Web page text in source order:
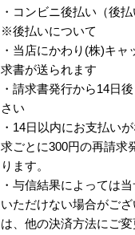
・コンビニ後払い（後払
※後払いについて
・当店にかわり(株)キャ
求書が送られます
・請求書発行から14日
さい
・14日以内にお支払い
求ごとに300円の再請求
ります。
・与信結果によっては
いただけない場合がご
は、他の決済方法にご